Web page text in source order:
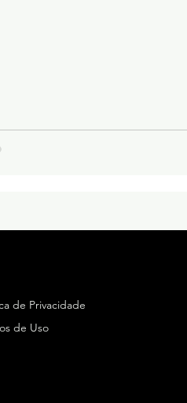
de Privacidade
de Uso